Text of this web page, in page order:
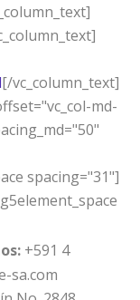
[/vc_column_text]
md-
spacing="31"]
+591 4
sa.com